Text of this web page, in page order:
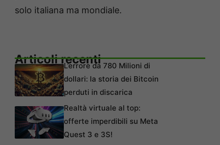
solo italiana ma mondiale.
Articoli recentiL’errore da 780 Milioni di
dollari: la storia dei Bitcoin
perduti in discarica
Realtà virtuale al top:
offerte imperdibili su Meta
Quest 3 e 3S!